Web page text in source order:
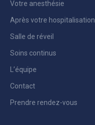
Votre anesthésie
Après votre hospitalisation
Salle de réveil
Soins continus
L’équipe
Contact
Prendre rendez-vous